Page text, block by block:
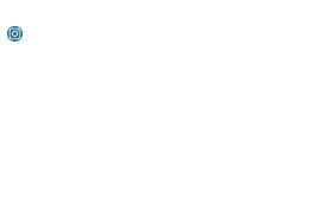
Instagram